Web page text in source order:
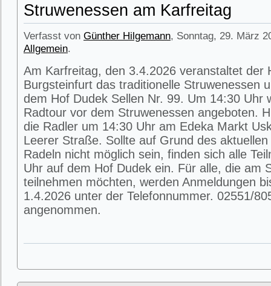
Struwenessen am Karfreitag
Verfasst von Günther Hilgemann, Sonntag, 29. März
Allgemein.
Am Karfreitag, den 3.4.2026 veranstaltet der
Burgsteinfurt das traditionelle Struwenessen
dem Hof Dudek Sellen Nr. 99. Um 14:30 Uhr
Radtour vor dem Struwenessen angeboten.
die Radler um 14:30 Uhr am Edeka Markt
Leerer Straße. Sollte auf Grund des
Radeln nicht möglich sein, finden sich alle
Uhr auf dem Hof Dudek ein. Für alle, die am
teilnehmen möchten, werden Anmeldungen
1.4.2026 unter der Telefonnummer. 02551/
angenommen.